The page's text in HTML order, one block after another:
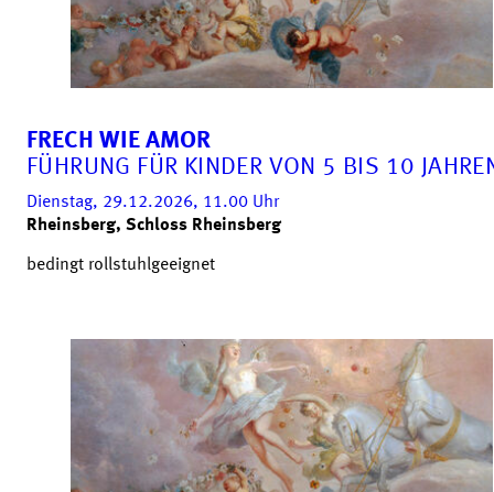
FRECH WIE AMOR
FÜHRUNG FÜR KINDER VON 5 BIS 10
Dienstag, 29.12.2026, 11.00 Uhr
Rheinsberg, Schloss Rheinsberg
bedingt rollstuhlgeeignet